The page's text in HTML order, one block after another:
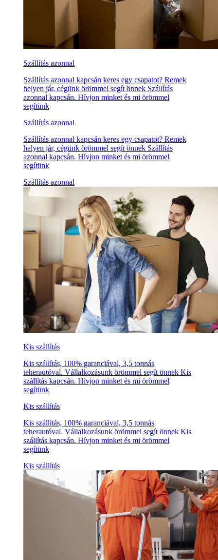
Szállítás azonnal
Szállítás azonnal kapcsán keres egy csapatot? Remek
helyen jár, cégünk örömmel segít önnek Szállítás
azonnal kapcsán. Hívjon minket és mi örömmel
segítünk
Szállítás azonnal
Szállítás azonnal kapcsán keres egy csapatot? Remek
helyen jár, cégünk örömmel segít önnek Szállítás
azonnal kapcsán. Hívjon minket és mi örömmel
segítünk
Szállítás azonnal
Kis szállítás
Kis szállítás, 100% garanciával, 3,5 tonnás
teherautóval. Vállalkozásunk örömmel segít önnek Kis
szállítás kapcsán. Hívjon minket és mi örömmel
segítünk
Kis szállítás
Kis szállítás, 100% garanciával, 3,5 tonnás
teherautóval. Vállalkozásunk örömmel segít önnek Kis
szállítás kapcsán. Hívjon minket és mi örömmel
segítünk
Kis szállítás